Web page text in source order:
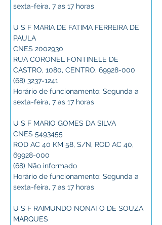
sexta-feira, 7 as 17 horas
U S F MARIA DE FATIMA FERREIRA DE
PAULA
CNES 2002930
RUA CORONEL FONTINELE DE
CASTRO, 1080, CENTRO, 69928-000
(68) 3237-1241
Horário de funcionamento: Segunda a
sexta-feira, 7 as 17 horas
U S F MARIO GOMES DA SILVA
CNES 5493455
ROD AC 40 KM 58, S/N, ROD AC 40,
69928-000
(68) Não informado
Horário de funcionamento: Segunda a
sexta-feira, 7 as 17 horas
U S F RAIMUNDO NONATO DE SOUZA
MARQUES